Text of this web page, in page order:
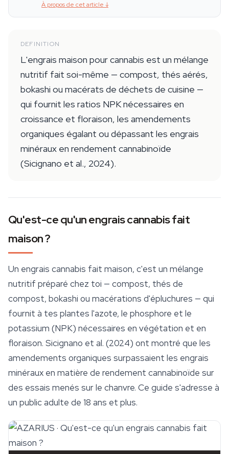
À propos de cet article ↓
DEFINITION
L'engrais maison pour cannabis est un mélange
nutritif fait soi-même — compost, thés aérés,
bokashi ou macérats de déchets de cuisine —
qui fournit les ratios NPK nécessaires en
croissance et floraison, les amendements
organiques égalant ou dépassant les engrais
minéraux en rendement cannabinoïde
(Sicignano et al., 2024).
Qu'est-ce qu'un engrais cannabis fait
maison ?
Un engrais cannabis fait maison, c'est un mélange
nutritif préparé chez toi — compost, thés de
compost, bokashi ou macérations d'épluchures — qui
fournit à tes plantes l'azote, le phosphore et le
potassium (NPK) nécessaires en végétation et en
floraison. Sicignano et al. (2024) ont montré que les
amendements organiques surpassaient les engrais
minéraux en matière de rendement cannabinoïde sur
des essais menés sur le chanvre. Ce guide s'adresse à
un public adulte de 18 ans et plus.